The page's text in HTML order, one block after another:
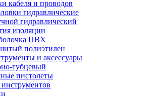
кабеля и проводов
гидравлические
гидравлический
изоляции
ПВХ
полиэтилен
и аксессуары
губцевый
пистолеты